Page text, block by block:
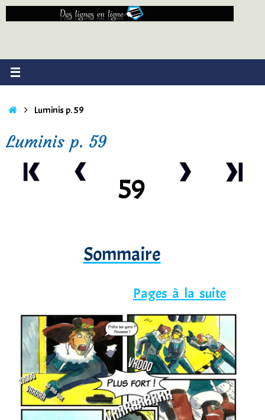
Passer
AccueilLuminis p. 59
Luminis p. 59
59
Sommaire
Pages à la suite